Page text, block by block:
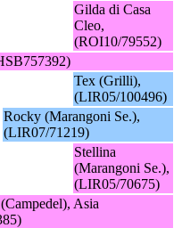
Gilda di Casa
Cleo,
(ROI10/79552)
Tex (Grilli),
(LIR05/100496)
Rocky (Marangoni Se.),
(LIR07/71219)
Stellina
(Marangoni Se.),
(LIR05/70675)
Asia